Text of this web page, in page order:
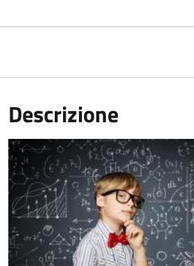
Descrizione